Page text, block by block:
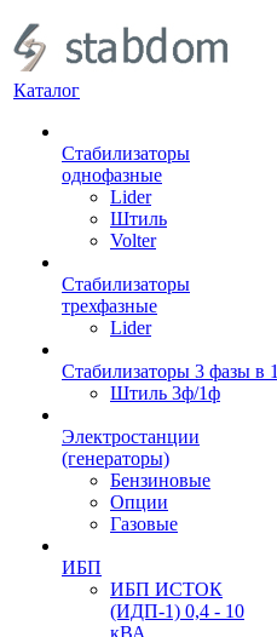
Каталог
Стабилизаторы
однофазные
Lider
Штиль
Volter
Стабилизаторы
трехфазные
Lider
Стабилизаторы 3 фазы в 1
Штиль 3ф/1ф
Электростанции
(генераторы)
Бензиновые
Опции
Газовые
ИБП
ИБП ИСТОК
(ИДП-1) 0,4 - 10
кВА